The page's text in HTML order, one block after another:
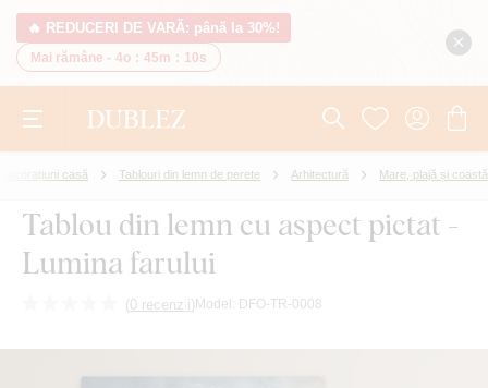
🔥 REDUCERI DE VARĂ: până la 30%!
Mai rămâne - 4o : 45m : 9s
Decorațiuni casă Tablouri din lemn de perete Arhitectură Mare, plajă și coastă
Tablou din lemn cu aspect pictat -
Lumina farului
(0 recenzii) Model: DFO-TR-0008